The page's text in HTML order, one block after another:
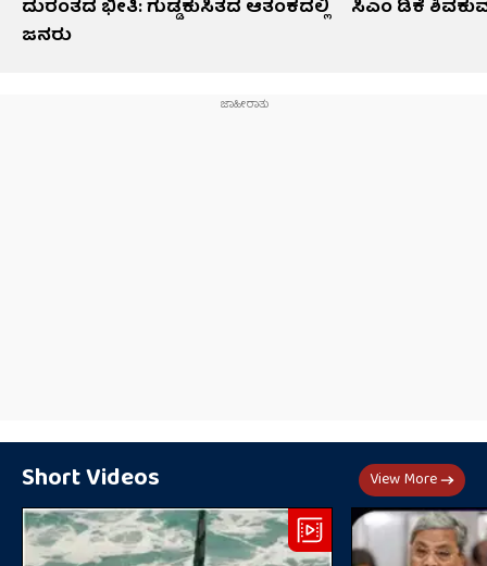
ದುರಂತದ ಭೀತಿ: ಗುಡ್ಡಕುಸಿತದ ಆತಂಕದಲ್ಲಿ
ಜನರು
ಸಿಎಂ ಡಿಕೆ
Short Videos View More